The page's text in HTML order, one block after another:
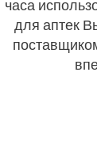
ERP –
часа
для аптек